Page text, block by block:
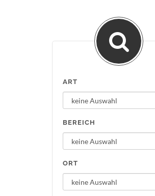
ART
BEREICH
ORT